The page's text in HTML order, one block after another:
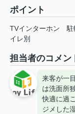
ポイント
TVインターホン 駐
イレ別
担当者のコメン
来客が一
は洗面所
快適に過
ジメした